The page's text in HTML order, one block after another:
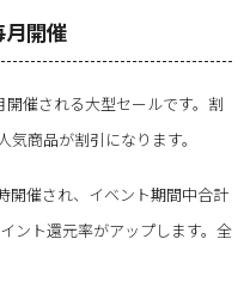
開催
催される大型セールです。割
商品が割引になります。
開催され、イベント期間中合計
ント還元率がアップします。全